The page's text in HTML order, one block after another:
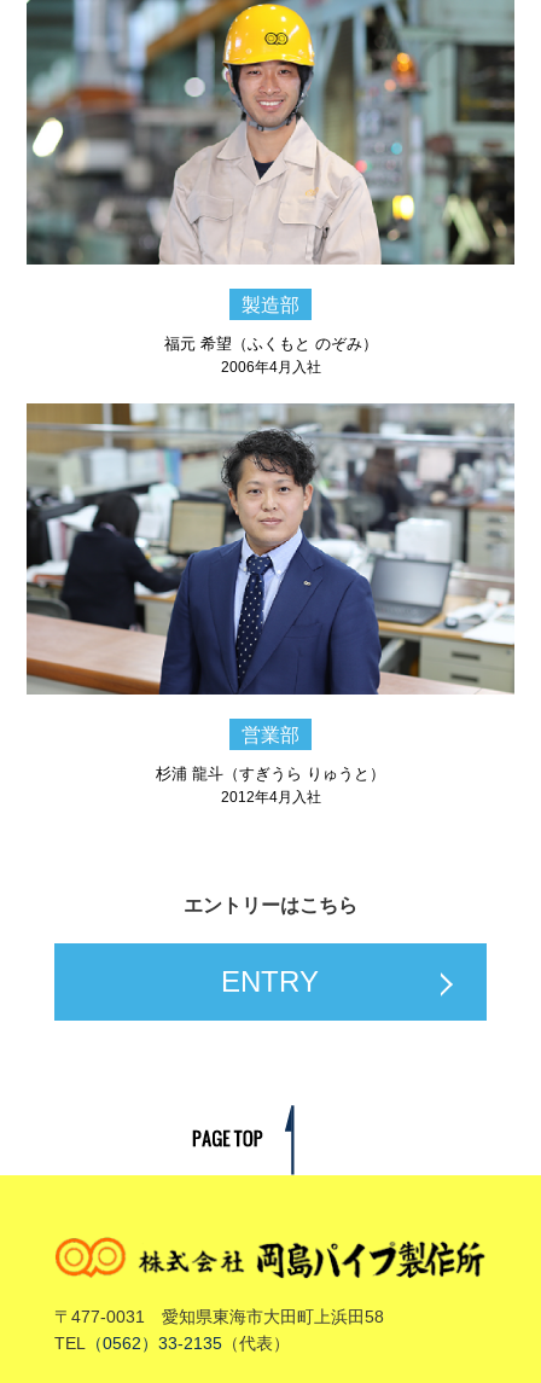
製造部
福元 希望（ふくもと のぞみ）
2006年4月入社
営業部
杉浦 龍斗（すぎうら りゅうと）
2012年4月入社
エントリーはこちら
ENTRY
〒477-0031 愛知県東海市大田町上浜田58
TEL（0562）33-2135（代表）